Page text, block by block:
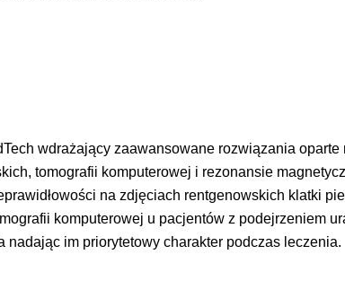
wdrażający zaawansowane rozwiązania
tomografii komputerowej i rezonansie
na zdjęciach rentgenowskich klatki
komputerowej u pacjentów z podejrzeniem
nadając im priorytetowy charakter podczas leczenia.